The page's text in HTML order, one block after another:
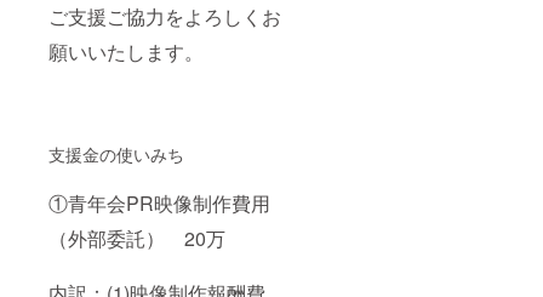
ご支援ご協力をよろしくお
願いいたします。
支援金の使いみち
①青年会PR映像制作費用
（外部委託） 20万